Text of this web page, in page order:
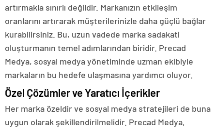
artırmakla sınırlı değildir. Markanızın etkileşim
oranlarını artırarak müşterilerinizle daha güçlü bağlar
kurabilirsiniz. Bu, uzun vadede marka sadakati
oluşturmanın temel adımlarından biridir. Precad
Medya, sosyal medya yönetiminde uzman ekibiyle
markaların bu hedefe ulaşmasına yardımcı oluyor.
Özel Çözümler ve Yaratıcı İçerikler
Her marka özeldir ve sosyal medya stratejileri de buna
uygun olarak şekillendirilmelidir. Precad Medya,